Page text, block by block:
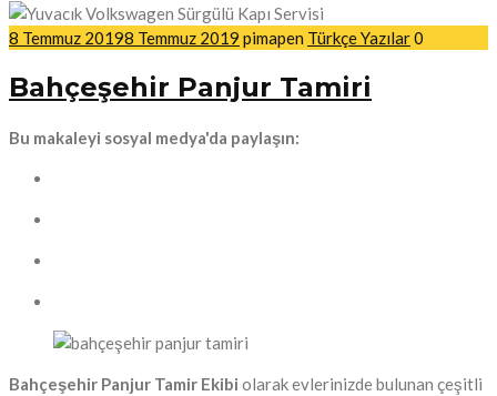
8 Temmuz 20198 Temmuz 2019 pimapen Türkçe Yazılar0
Bahçeşehir Panjur Tamiri
Bu makaleyi sosyal medya'da paylaşın:
Bahçeşehir Panjur Tamir Ekibi olarak evlerinizde bulunan çeşitli